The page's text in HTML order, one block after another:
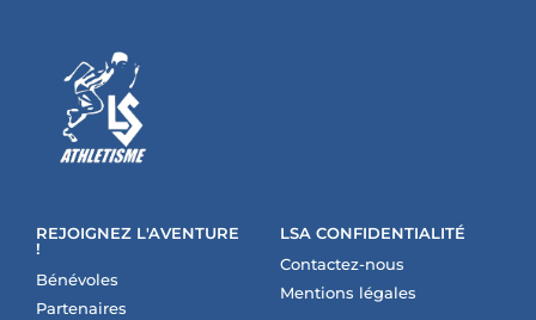
REJOIGNEZ L'AVENTURE
!
Bénévoles
Partenaires
LSA CONFIDENTIALITÉ
Contactez-nous
Mentions légales